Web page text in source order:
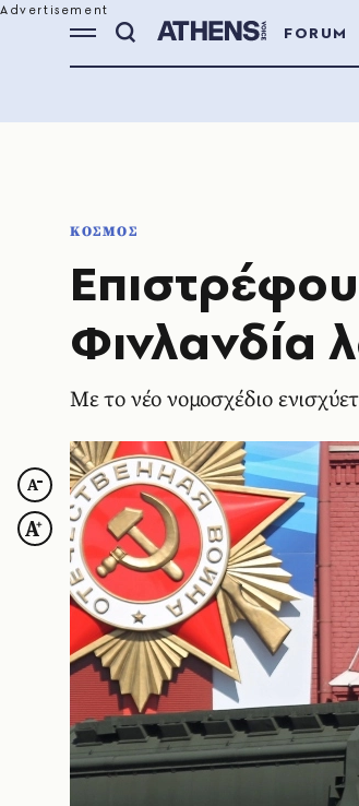
FORUM
ΚΟΣΜΟΣ
Φινλανδία
Με το νέο νομοσχέδιο